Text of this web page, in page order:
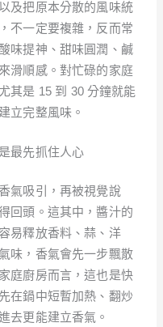
及把原本分散的風味統
不一定要複雜，反而常
味提神、甜味圓潤、鹹
滑順感。對忙碌的家庭
其是 15 到 30 分鐘就能
立完整風味。
最先抓住人心
氣吸引，再被視覺說
回頭。這其中，醬汁的
易釋放香料、蒜、洋
味，香氣會先一步飄散
庭廚房而言，這也是快
在鍋中短暫加熱、翻炒
去更能建立香氣。